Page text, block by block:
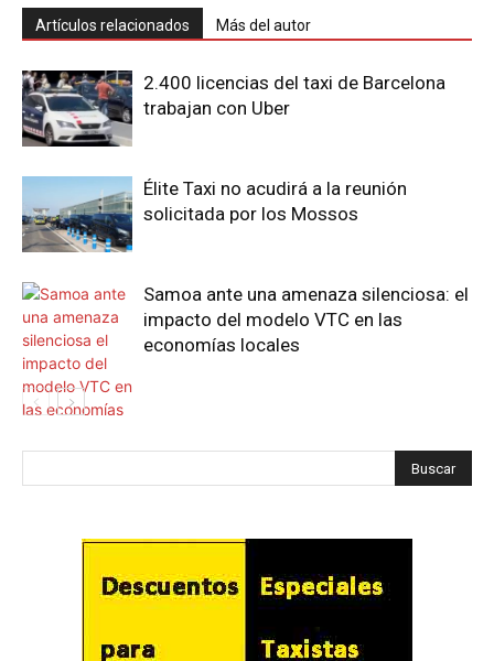
Artículos relacionados Más del autor
2.400 licencias del taxi de Barcelona
trabajan con Uber
Élite Taxi no acudirá a la reunión
solicitada por los Mossos
Samoa ante una amenaza silenciosa: el
impacto del modelo VTC en las
economías locales